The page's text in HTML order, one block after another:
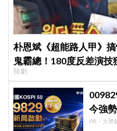
朴恩斌《超能路人甲》
鬼霸總！180度反差演技
韓劇
今強
PR・大華